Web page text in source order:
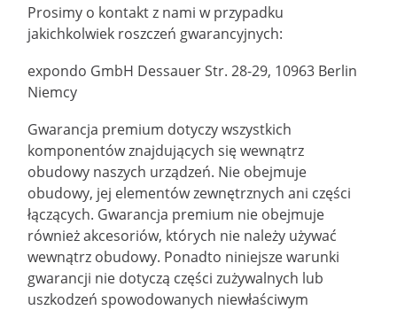
Prosimy o kontakt z nami w przypadku
jakichkolwiek roszczeń gwarancyjnych:
expondo GmbH Dessauer Str. 28-29, 10963 Berlin
Niemcy
Gwarancja premium dotyczy wszystkich
komponentów znajdujących się wewnątrz
obudowy naszych urządzeń. Nie obejmuje
obudowy, jej elementów zewnętrznych ani części
łączących. Gwarancja premium nie obejmuje
również akcesoriów, których nie należy używać
wewnątrz obudowy. Ponadto niniejsze warunki
gwarancji nie dotyczą części zużywalnych lub
uszkodzeń spowodowanych niewłaściwym